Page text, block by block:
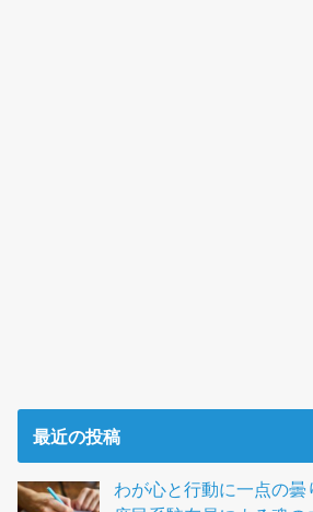
最近の投稿
わが心と行動に一点の曇